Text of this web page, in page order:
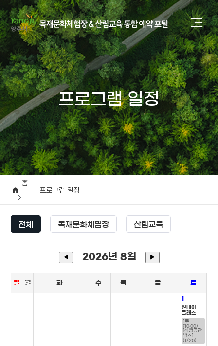
프로그램 일정
홈
프로그램 일정
전체 목재문화체험장 산림교육
◀ 2026년 8월 ▶
일 월 화 수 목 금 토
1
원데이
클래스
1부
(10:00)
[식빵공간
박스]
(1/20)